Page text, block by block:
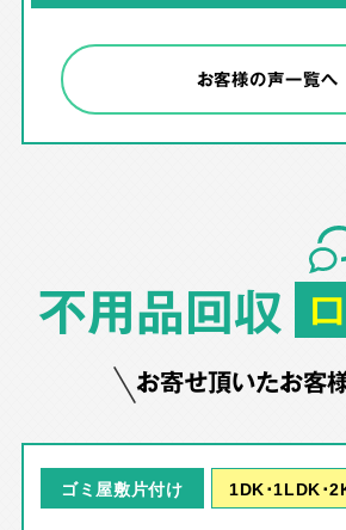
お客様の声一覧へ
不用品回収
お寄せ頂いたお客
ゴミ屋敷片付け 1DK･1LDK･